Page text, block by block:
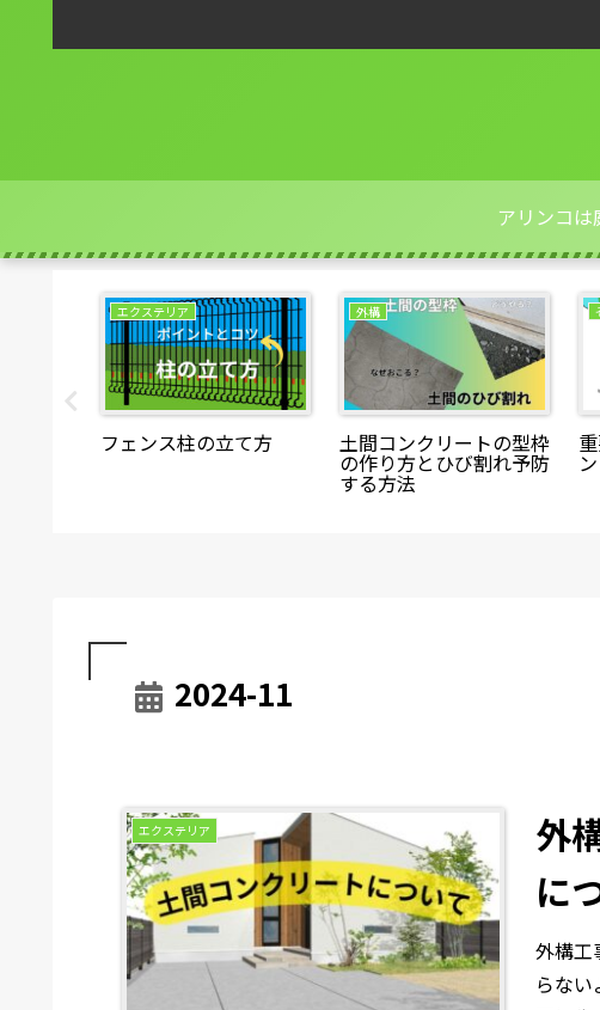
アリンコ
エクステリア
フェンス柱の立て方
外構
土間コンクリートの型枠
の作り方とひび割れ予防
する方法
2024-11
エクステリア
外
に
外構工
らな